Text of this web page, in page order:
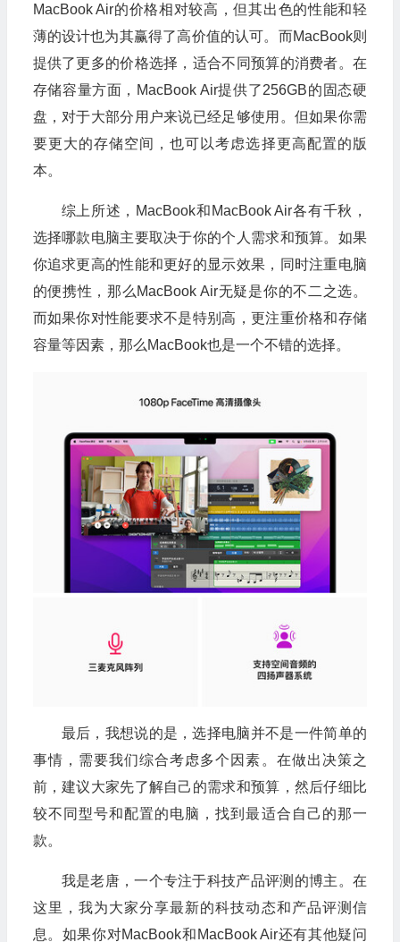
MacBook Air的价格相对较高，但其出色的性能和轻
薄的设计也为其赢得了高价值的认可。而MacBook则
提供了更多的价格选择，适合不同预算的消费者。在
存储容量方面，MacBook Air提供了256GB的固态硬
盘，对于大部分用户来说已经足够使用。但如果你需
要更大的存储空间，也可以考虑选择更高配置的版
本。
综上所述，MacBook和MacBook Air各有千秋，
选择哪款电脑主要取决于你的个人需求和预算。如果
你追求更高的性能和更好的显示效果，同时注重电脑
的便携性，那么MacBook Air无疑是你的不二之选。
而如果你对性能要求不是特别高，更注重价格和存储
容量等因素，那么MacBook也是一个不错的选择。
最后，我想说的是，选择电脑并不是一件简单的
事情，需要我们综合考虑多个因素。在做出决策之
前，建议大家先了解自己的需求和预算，然后仔细比
较不同型号和配置的电脑，找到最适合自己的那一
款。
我是老唐，一个专注于科技产品评测的博主。在
这里，我为大家分享最新的科技动态和产品评测信
息。如果你对MacBook和MacBook Air还有其他疑问